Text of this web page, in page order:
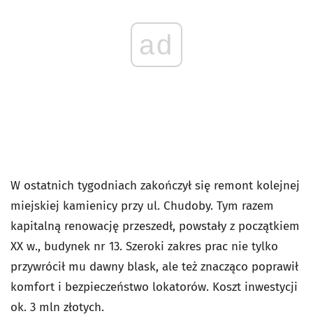
ad
W ostatnich tygodniach zakończył się remont kolejnej
miejskiej kamienicy przy ul. Chudoby. Tym razem
kapitalną renowację przeszedł, powstały z początkiem
XX w., budynek nr 13. Szeroki zakres prac nie tylko
przywrócił mu dawny blask, ale też znacząco poprawił
komfort i bezpieczeństwo lokatorów. Koszt inwestycji
ok. 3 mln złotych.